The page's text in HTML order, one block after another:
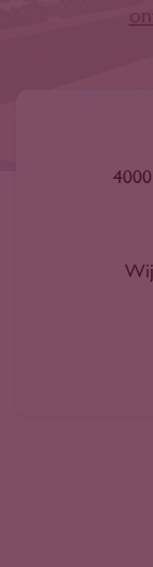
One, een